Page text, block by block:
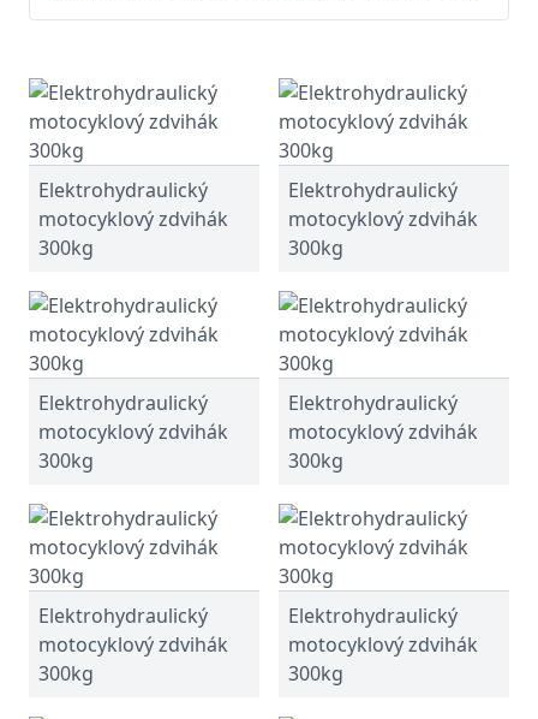
Elektrohydraulický
motocyklový zdvihák
300kg
Elektrohydraulický
motocyklový zdvihák
300kg
Elektrohydraulický
motocyklový zdvihák
300kg
Elektrohydraulický
motocyklový zdvihák
300kg
Elektrohydraulický
motocyklový zdvihák
300kg
Elektrohydraulický
motocyklový zdvihák
300kg